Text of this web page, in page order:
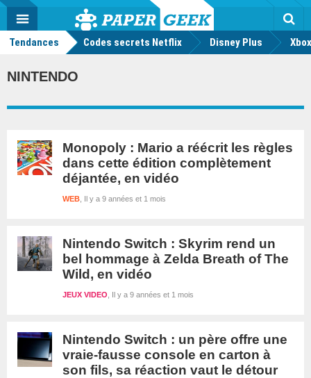
Actu
geek
MENU
Tendances Codes secrets Netflix Disney Plus
NINTENDO
Monopoly : Mario a réécrit les règles
dans cette édition complètement
déjantée, en vidéo
Il y a 9 années et 1 mois
WEB
Nintendo Switch : Skyrim rend un
bel hommage à Zelda Breath of The
Wild, en vidéo
Il y a 9 années et 1 mois
JEUX VIDEO
Nintendo Switch : un père offre une
vraie-fausse console en carton à
son fils, sa réaction vaut le détour
Mode
FacebookTwitter Youtube